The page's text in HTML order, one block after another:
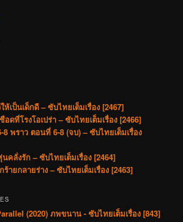
ห้เป็นเด็กดี – ซับไทยเต็มเรื่อง [2467]
อดที่โรงโอเปร่า – ซับไทยเต็มเรื่อง [2466]
8 พราว ตอนที่ 6-8 (จบ) – ซับไทยเต็มเรื่อง
คลั่งรัก – ซับไทยเต็มเรื่อง [2464]
ายกลายร่าง – ซับไทยเต็มเรื่อง [2463]
(2020) ภพขนาน - ซับไทยเต็มเรื่อง [843]